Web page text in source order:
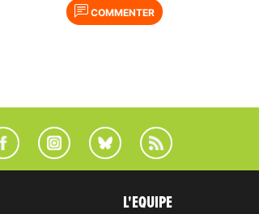
COMMENTER
L'EQUIPE